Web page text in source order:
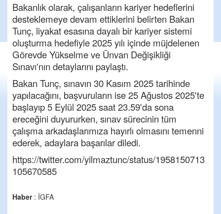
Bakanlık olarak, çalışanların kariyer hedeflerini
desteklemeye devam ettiklerini belirten Bakan
Tunç, liyakat esasına dayalı bir kariyer sistemi
oluşturma hedefiyle 2025 yılı içinde müjdelenen
Görevde Yükselme ve Ünvan Değişikliği
Sınavı'nın detaylarını paylaştı.
Bakan Tunç, sınavın 30 Kasım 2025 tarihinde
yapılacağını, başvuruların ise 25 Ağustos 2025'te
başlayıp 5 Eylül 2025 saat 23.59'da sona
ereceğini duyururken, sınav sürecinin tüm
çalışma arkadaşlarımıza hayırlı olmasını temenni
ederek, adaylara başarılar diledi.
https://twitter.com/yilmaztunc/status/1958150713
105670585
Haber: İGFA